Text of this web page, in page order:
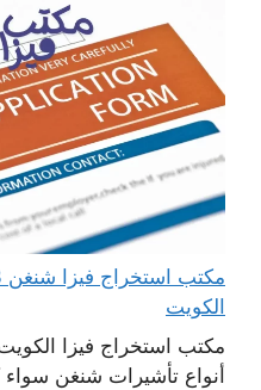
الكويت
مكتب استخراج فيزا
أنواع تأشيرات شنغن سواء